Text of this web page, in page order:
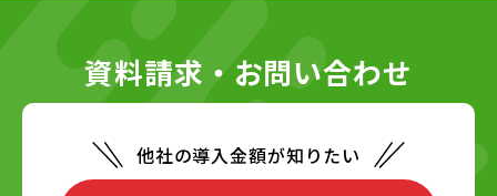
資料請求・お問い合わせ
他社の導入金額が知りたい